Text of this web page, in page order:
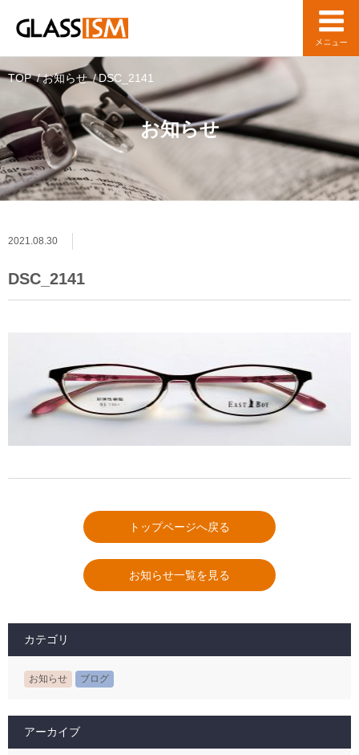
お知らせ
TOP お知らせ DSC_2141
2021.08.30
DSC_2141
トップページへ戻る
お知らせ一覧を見る
カテゴリ
お知らせ ブログ
アーカイブ